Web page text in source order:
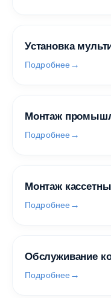
Установка
Подробнее
Монтаж
Подробнее
Монтаж
Подробнее
Обслуживание
Подробнее